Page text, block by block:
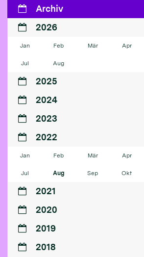
Archiv
2026
Jan Feb Mär Apr
Jul Aug
2025
2024
2023
2022
Jan Feb Mär Apr
Jul Aug Sep Okt
2021
2020
2019
2018